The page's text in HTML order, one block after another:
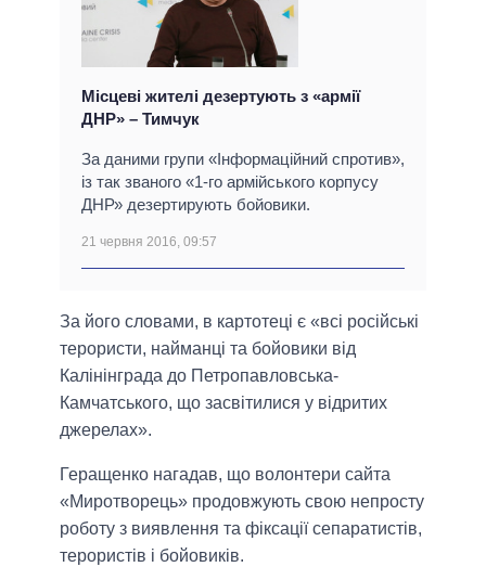
Місцеві жителі дезертують з «армії
ДНР» – Тимчук
За даними групи «Інформаційний спротив»,
із так званого «1-го армійського корпусу
ДНР» дезертирують бойовики.
21 червня 2016, 09:57
За його словами, в картотеці є «всі російські
терористи, найманці та бойовики від
Калінінграда до Петропавловська-
Камчатського, що засвітилися у відритих
джерелах».
Геращенко нагадав, що волонтери сайта
«Миротворець» продовжують свою непросту
роботу з виявлення та фіксації сепаратистів,
терористів і бойовиків.